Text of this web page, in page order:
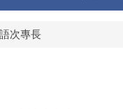
次專長